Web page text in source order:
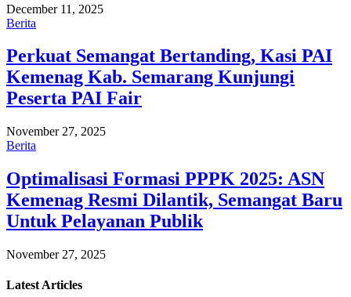
December 11, 2025
Berita
Perkuat Semangat Bertanding, Kasi PAI
Kemenag Kab. Semarang Kunjungi
Peserta PAI Fair
November 27, 2025
Berita
Optimalisasi Formasi PPPK 2025: ASN
Kemenag Resmi Dilantik, Semangat Baru
Untuk Pelayanan Publik
November 27, 2025
Latest Articles